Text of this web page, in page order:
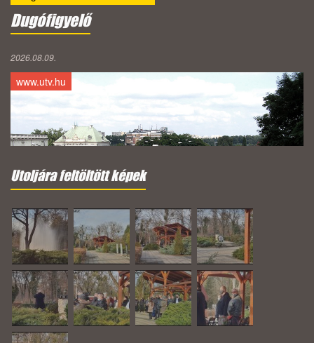
Dugófigyelő
2026.08.09.
www.utv.hu
Utoljára feltöltött képek